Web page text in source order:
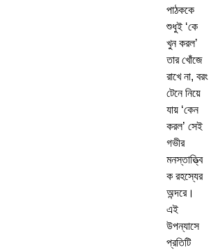
পাঠককে
শুধুই ‘কে
খুন করল’
তার খোঁজে
রাখে না, বরং
টেনে নিয়ে
যায় ‘কেন
করল’ সেই
গভীর
মনস্তাত্ত্বি
ক রহস্যের
অন্দরে।
এই
উপন্যাসে
প্রতিটি